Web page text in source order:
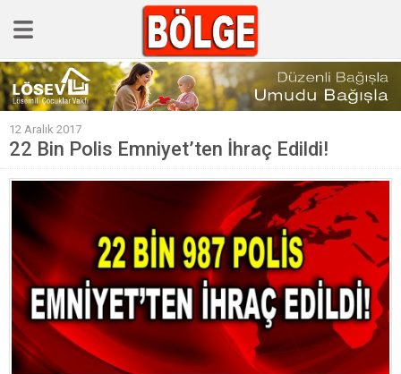
GÜNCEL
POLİTİKA
Polis & Adliye
EKONOMİ
YAZARLAR
Sağlık & Yaşam
Kültür & Sanat
EĞİTİM
12 Aralık 2017
22 Bin Polis Emniyet’ten İhraç Edildi!